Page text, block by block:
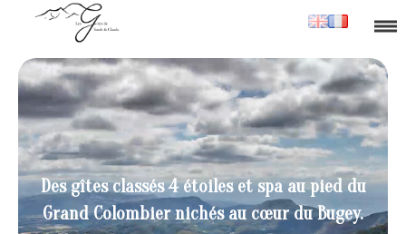
Des gîtes classés 4 étoiles et spa au pied du
Grand Colombier nichés au cœur du Bugey.